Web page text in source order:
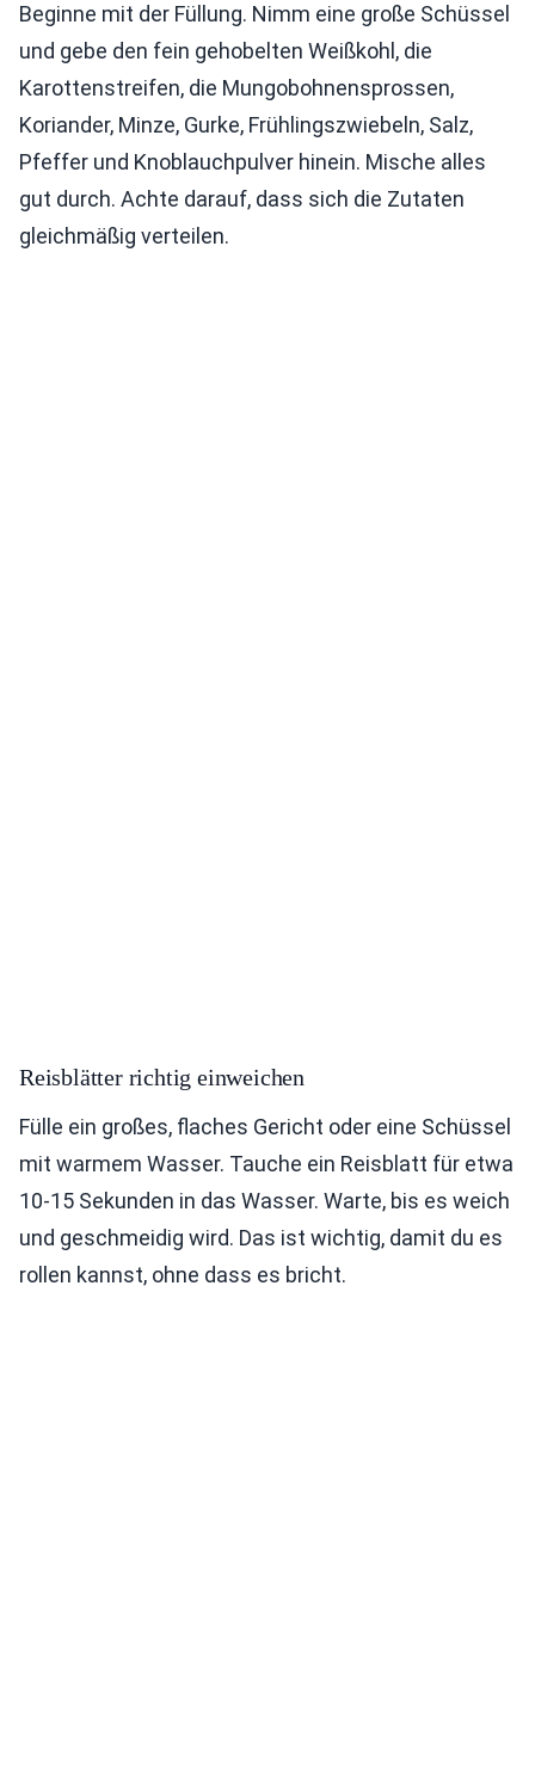
Beginne mit der Füllung. Nimm eine große Schüssel
und gebe den fein gehobelten Weißkohl, die
Karottenstreifen, die Mungobohnensprossen,
Koriander, Minze, Gurke, Frühlingszwiebeln, Salz,
Pfeffer und Knoblauchpulver hinein. Mische alles
gut durch. Achte darauf, dass sich die Zutaten
gleichmäßig verteilen.
Reisblätter richtig einweichen
Fülle ein großes, flaches Gericht oder eine Schüssel
mit warmem Wasser. Tauche ein Reisblatt für etwa
10-15 Sekunden in das Wasser. Warte, bis es weich
und geschmeidig wird. Das ist wichtig, damit du es
rollen kannst, ohne dass es bricht.